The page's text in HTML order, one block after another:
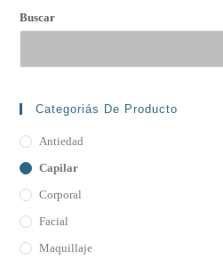
Buscar
Categoriás De Producto
Antiedad
Capilar
Corporal
Facial
Maquillaje